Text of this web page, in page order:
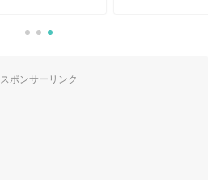
スポンサーリンク